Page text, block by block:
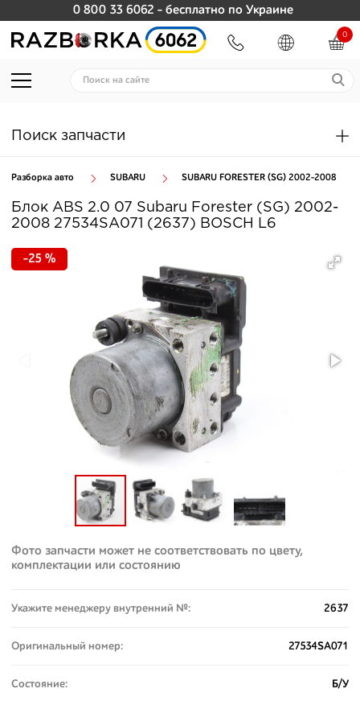
0 800 33 6062 - бесплатно по Украине
0
Поиск запчасти
Разборка авто SUBARU SUBARU FORESTER (SG) 2002-2008
Блок ABS 2.0 07 Subaru Forester (SG) 2002-
2008 27534SA071 (2637) BOSCH L6
-25 %
Фото запчасти может не соответствовать по цвету,
комплектации или состоянию
Укажите менеджеру внутренний №: 2637
Оригинальный номер: 27534SA071
Состояние: Б/У